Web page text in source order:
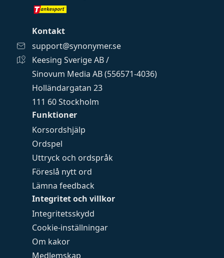
Funktioner
Korsordshjälp
Ordspel
Uttryck och ordspråk
Föreslå nytt ord
Lämna feedback
Integritet och villkor
Integritetsskydd
Cookie-inställningar
Om kakor
Medlemskap
Kontakt
support@synonymer.se
Keesing Sverige AB /
Sinovum Media AB (556571-4036)
Holländargatan 23
111 60 Stockholm